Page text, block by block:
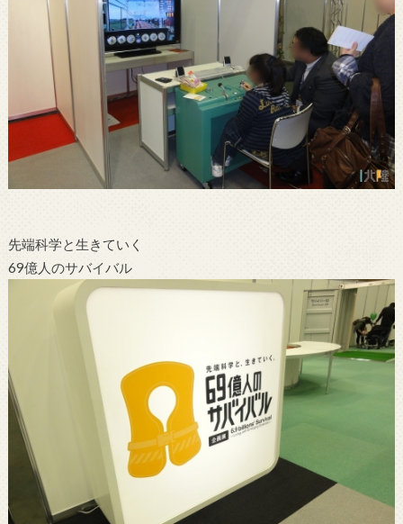
先端科学と生きていく
69億人のサバイバル